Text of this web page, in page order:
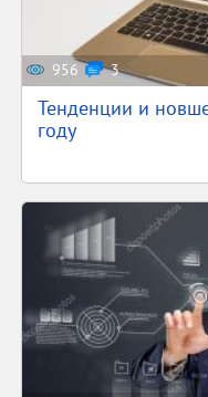
956 3
Тенденции и
году